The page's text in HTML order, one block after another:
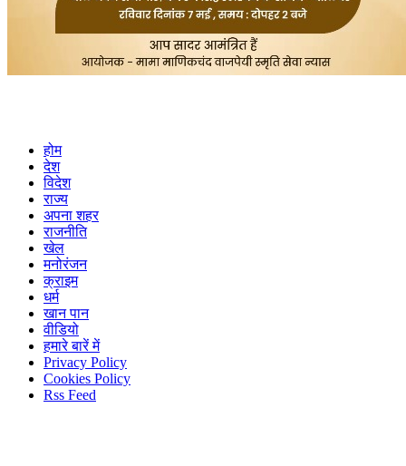
होम
देश
विदेश
राज्य
अपना शहर
राजनीति
खेल
मनोरंजन
क्राइम
धर्म
खान पान
वीडियो
हमारे बारें में
Privacy Policy
Cookies Policy
Rss Feed